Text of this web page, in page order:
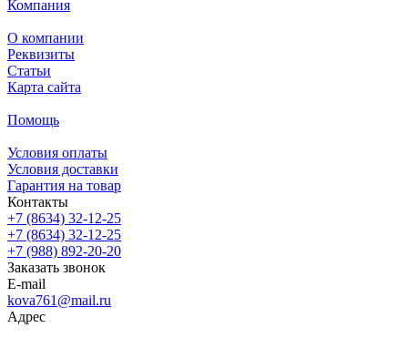
Компания
О компании
Реквизиты
Статьи
Карта сайта
Помощь
Условия оплаты
Условия доставки
Гарантия на товар
Контакты
+7 (8634) 32-12-25
+7 (8634) 32-12-25
+7 (988) 892-20-20
Заказать звонок
E-mail
kova761@mail.ru
Адрес